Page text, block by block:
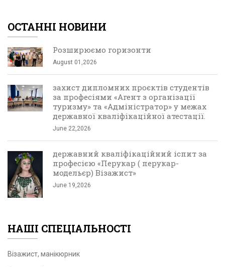
ОСТАННІ НОВИНИ
Розширюємо горизонти
August 01,2026
захист дипломних проєктів студентів
за професіями «Агент з організації
туризму» та «Адміністратор» у межах
державної кваліфікаційної атестації.
June 22,2026
державний кваліфікаційний іспит за
професією «Перукар ( перукар-
модельєр) Візажист»
June 19,2026
НАШІ СПЕЦІАЛЬНОСТІ
Візажист, манікюрник